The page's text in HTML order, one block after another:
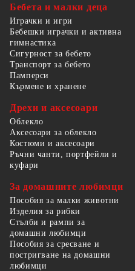
Бебета и малки деца
Играчки и игри
Бебешки играчки и активна
гимнастика
Сигурност за бебето
Транспорт за бебето
Памперси
Кърмене и хранене
Дрехи и аксесоари
Облекло
Аксесоари за облекло
Костюми и аксесоари
Ръчни чанти, портфейли и
куфари
За домашните любимци
Пособия за малки животни
Изделия за рибки
Стълби и рампи за
домашни любимци
Пособия за сресване и
постригване на домашни
любимци